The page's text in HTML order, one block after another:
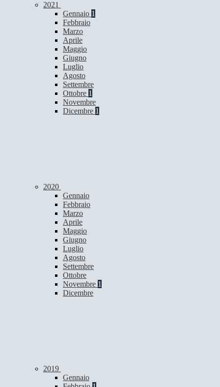
2021
Gennaio 1
Febbraio
Marzo
Aprile
Maggio
Giugno
Luglio
Agosto
Settembre
Ottobre 1
Novembre
Dicembre 1
2020
Gennaio
Febbraio
Marzo
Aprile
Maggio
Giugno
Luglio
Agosto
Settembre
Ottobre
Novembre 1
Dicembre
2019
Gennaio